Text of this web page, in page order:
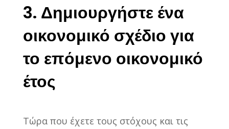
3. Δημιουργήστε ένα
οικονομικό σχέδιο για
το επόμενο οικονομικό
έτος
Τώρα που έχετε τους στόχους και τις